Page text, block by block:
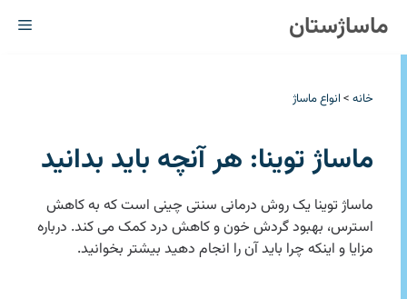
محتوا
ماساژستان
خانه > انواع ماساژ
ماساژ توینا: هر آنچه باید بدانید
ماساژ توینا یک روش درمانی سنتی چینی است که به کاهش
استرس، بهبود گردش خون و کاهش درد کمک می کند. درباره
مزایا و اینکه چرا باید آن را انجام دهید بیشتر بخوانید.